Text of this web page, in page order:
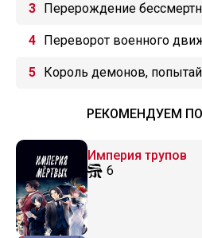
Перерождение
(2024)
Переворот военного
Король демонов,
РЕКОМЕНДУЕМ
Империя трупов
6